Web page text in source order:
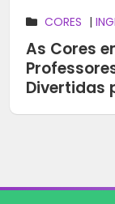
CORES |
As Cores
Divertidas